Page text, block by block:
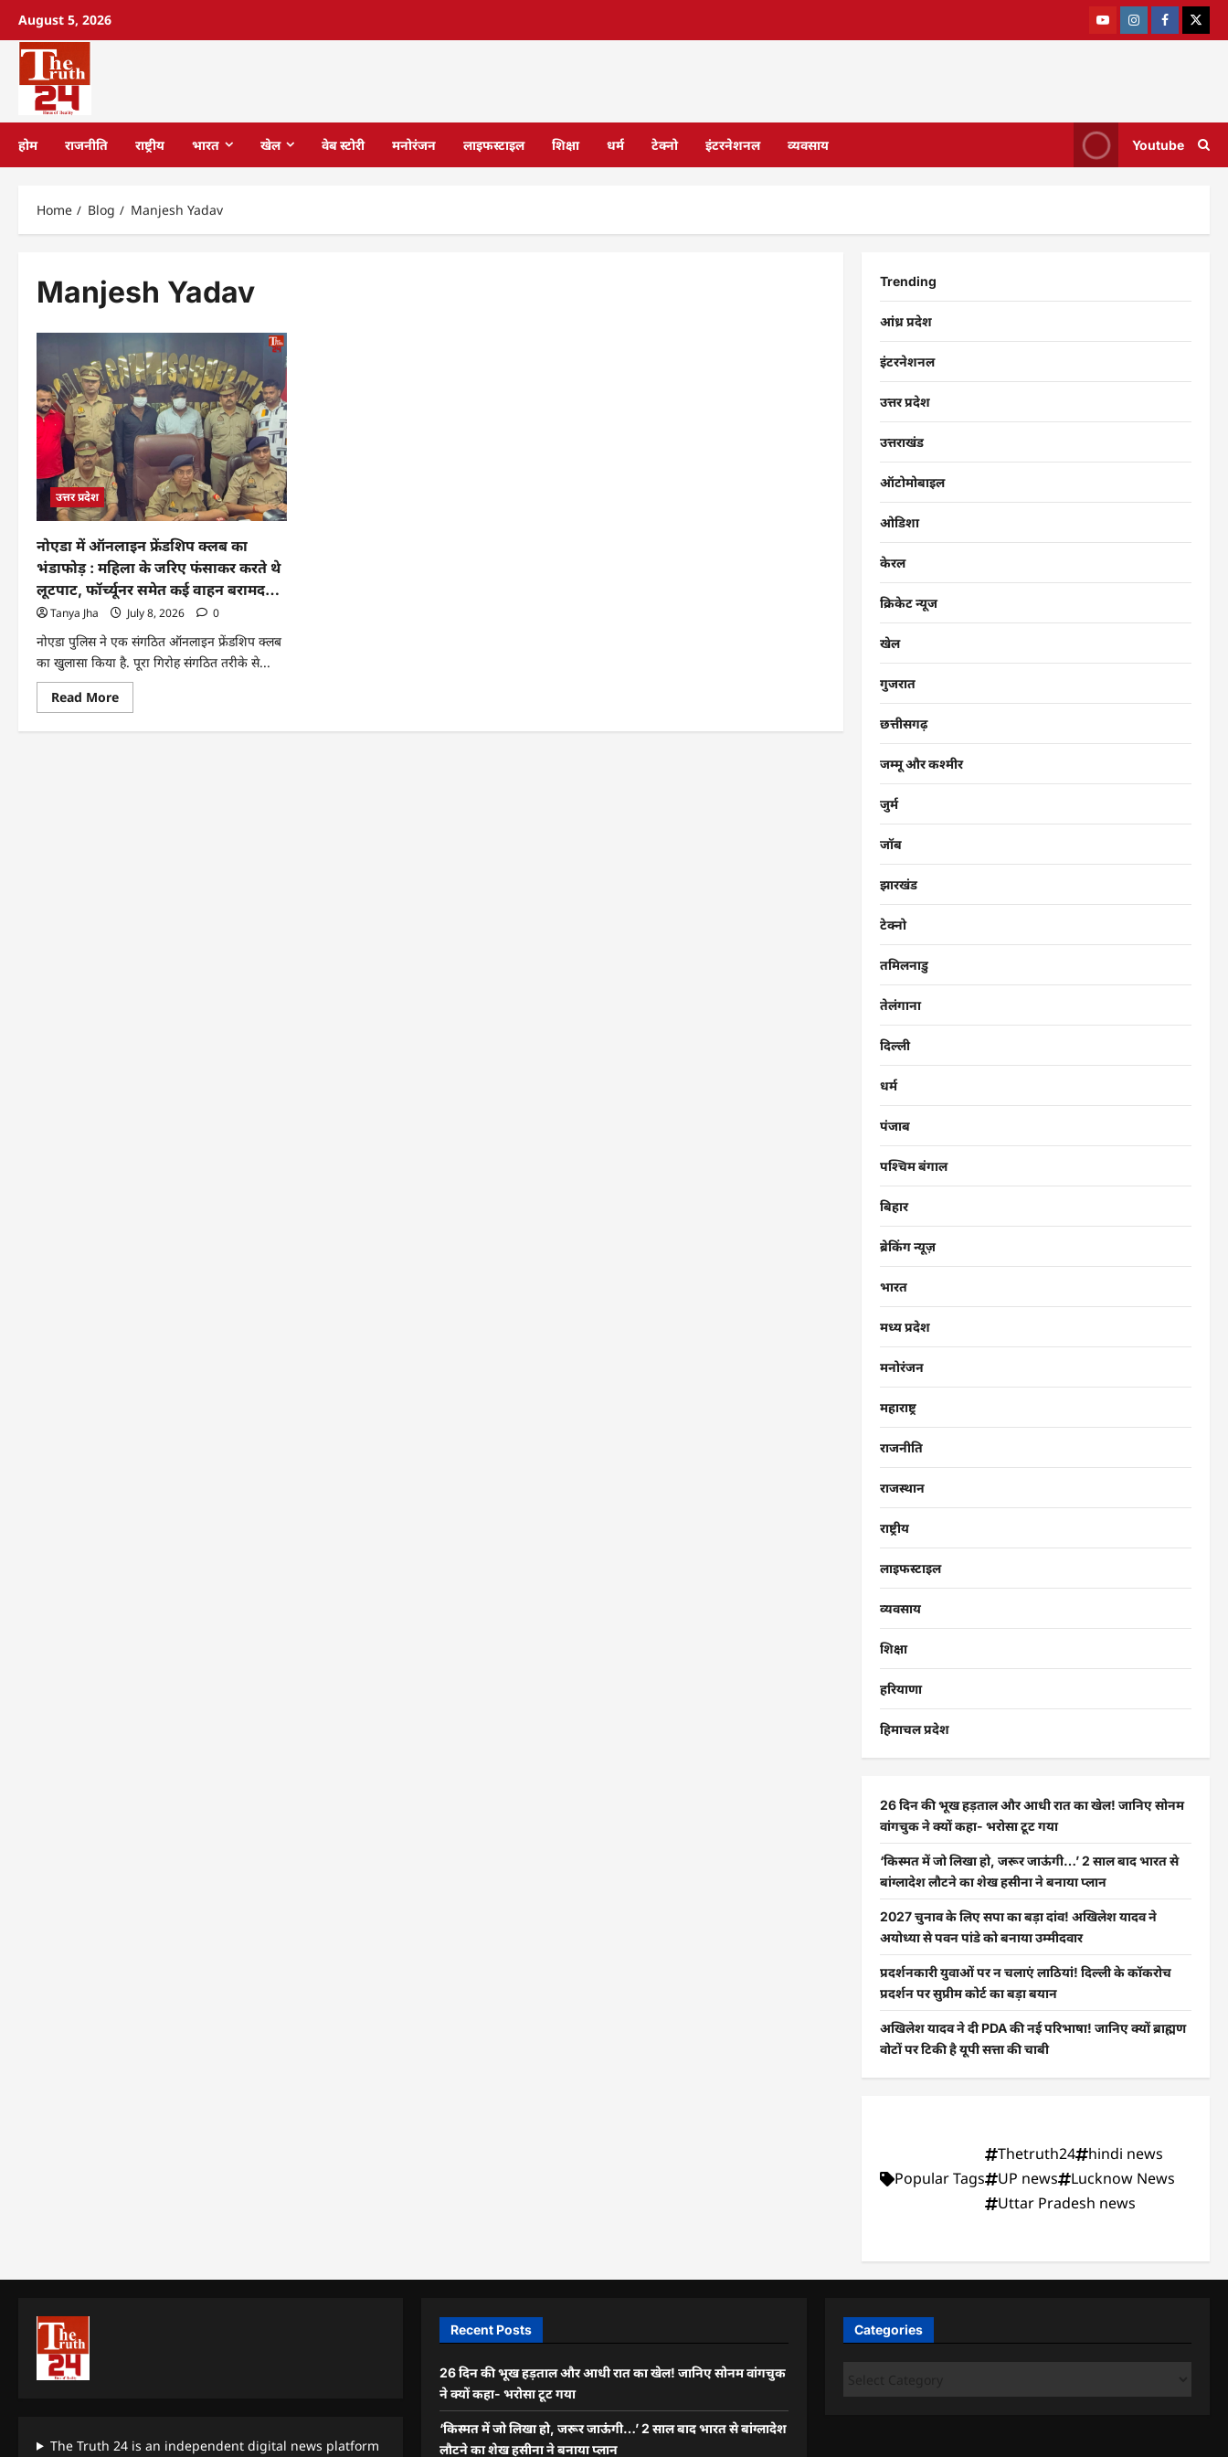
August 5, 2026
होम राजनीति राष्ट्रीय भारत खेल वेब स्टोरी मनोरंजन लाइफस्टाइल शिक्षा धर्म टेक्नो इंटरनेशनल व्यवसाय Youtube
Home Blog Manjesh Yadav
Manjesh Yadav
उत्तर प्रदेश
नोएडा में ऑनलाइन फ्रेंडशिप क्लब का
भंडाफोड़ : महिला के जरिए फंसाकर करते थे
लूटपाट, फॉर्च्यूनर समेत कई वाहन बरामद…
Tanya Jha July 8, 2026 0
नोएडा पुलिस ने एक संगठित ऑनलाइन फ्रेंडशिप क्लब
का खुलासा किया है. पूरा गिरोह संगठित तरीके से...
Read More
Trending
आंध्र प्रदेश
इंटरनेशनल
उत्तर प्रदेश
उत्तराखंड
ऑटोमोबाइल
ओडिशा
केरल
क्रिकेट न्यूज
खेल
गुजरात
छत्तीसगढ़
जम्मू और कश्मीर
जुर्म
जॉब
झारखंड
टेक्नो
तमिलनाडु
तेलंगाना
दिल्ली
धर्म
पंजाब
पश्चिम बंगाल
बिहार
ब्रेकिंग न्यूज़
भारत
मध्य प्रदेश
मनोरंजन
महाराष्ट्र
राजनीति
राजस्थान
राष्ट्रीय
लाइफस्टाइल
व्यवसाय
शिक्षा
हरियाणा
हिमाचल प्रदेश
26 दिन की भूख हड़ताल और आधी रात का खेल! जानिए सोनम
वांगचुक ने क्यों कहा- भरोसा टूट गया
‘किस्मत में जो लिखा हो, जरूर जाऊंगी…’ 2 साल बाद भारत से
बांग्लादेश लौटने का शेख हसीना ने बनाया प्लान
2027 चुनाव के लिए सपा का बड़ा दांव! अखिलेश यादव ने
अयोध्या से पवन पांडे को बनाया उम्मीदवार
प्रदर्शनकारी युवाओं पर न चलाएं लाठियां! दिल्ली के कॉकरोच
प्रदर्शन पर सुप्रीम कोर्ट का बड़ा बयान
अखिलेश यादव ने दी PDA की नई परिभाषा! जानिए क्यों ब्राह्मण
वोटों पर टिकी है यूपी सत्ता की चाबी
Popular Tags
Thetruth24
hindi news
UP news
Lucknow News
Uttar Pradesh news
The Truth 24 is an independent digital news platform
Recent Posts
26 दिन की भूख हड़ताल और आधी रात का खेल! जानिए सोनम वांगचुक
ने क्यों कहा- भरोसा टूट गया
‘किस्मत में जो लिखा हो, जरूर जाऊंगी…’ 2 साल बाद भारत से बांग्लादेश
लौटने का शेख हसीना ने बनाया प्लान
Categories